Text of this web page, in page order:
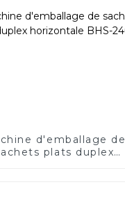
d'emballage de
plats duplex